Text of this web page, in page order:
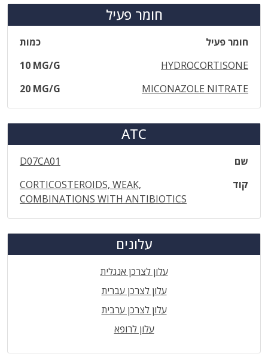
חומר פעיל
חומר פעיל
כמות
HYDROCORTISONE
10 MG/G
MICONAZOLE NITRATE
20 MG/G
ATC
שם
D07CA01
קוד
CORTICOSTEROIDS, WEAK,
COMBINATIONS WITH ANTIBIOTICS
עלונים
עלון לצרכן אנגלית
עלון לצרכן עברית
עלון לצרכן ערבית
עלון לרופא